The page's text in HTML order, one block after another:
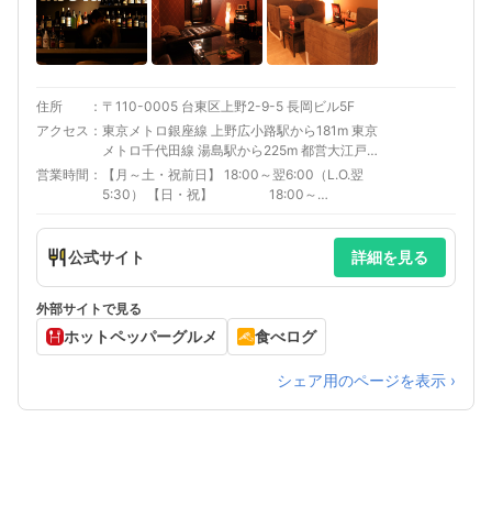
住所
〒110-0005 台東区上野2-9-5 長岡ビル5F
アクセス
東京メトロ銀座線 上野広小路駅から181m 東京
メトロ千代田線 湯島駅から225m 都営大江戸線
上野御徒町駅から246m
営業時間
【月～土・祝前日】 18:00～翌6:00（L.O.翌
5:30） 【日・祝】 18:00～
公式サイト 詳細を見る
外部サイトで見る
ホットペッパーグルメ 食べログ
シェア用のページを表示 ›